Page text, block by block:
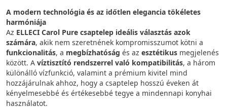
A modern technológia és az időtlen elegancia tökéletes
harmóniája
Az ELLECI Carol Pure csaptelep ideális választás azok
számára, akik nem szeretnének kompromisszumot kötni a
funkcionalitás, a megbízhatóság és az esztétikus megjelenés
között. A víztisztító rendszerrel való kompatibilitás, a három
különálló vízfunkció, valamint a prémium kivitel mind
hozzájárulnak ahhoz, hogy a csaptelep hosszú éveken át
kényelmesebbé és értékesebbé tegye a mindennapi konyhai
használatot.